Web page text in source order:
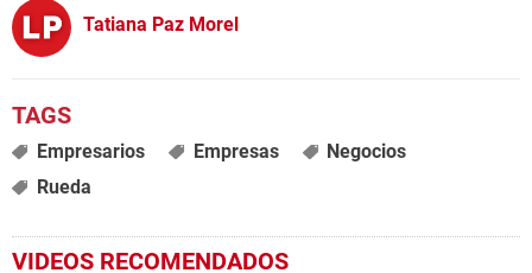
Tatiana Paz Morel
Empresarios Empresas
Negocios
Rueda
VIDEOS RECOMENDADOS